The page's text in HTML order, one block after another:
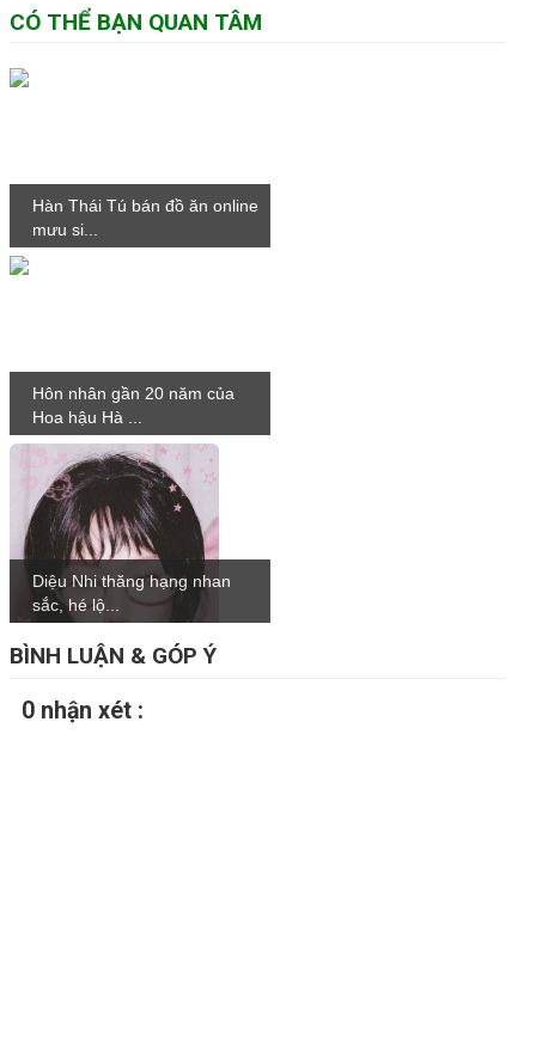
CÓ THỂ BẠN QUAN TÂM
Hàn Thái Tú bán đồ ăn online
mưu si...
Hôn nhân gần 20 năm của
Hoa hậu Hà ...
Diệu Nhi thăng hạng nhan
sắc, hé lộ...
BÌNH LUẬN & GÓP Ý
0 nhận xét :